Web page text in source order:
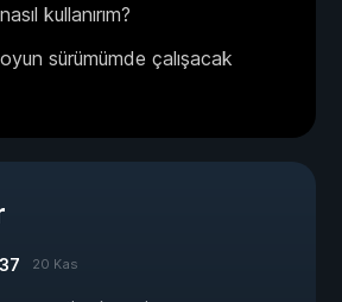
kullanırım?
sürümümde çalışacak
20 Kas